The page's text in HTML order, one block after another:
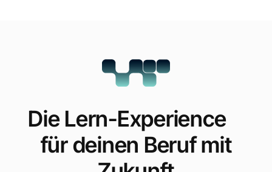
Die Lern-Experience
für deinen Beruf mit